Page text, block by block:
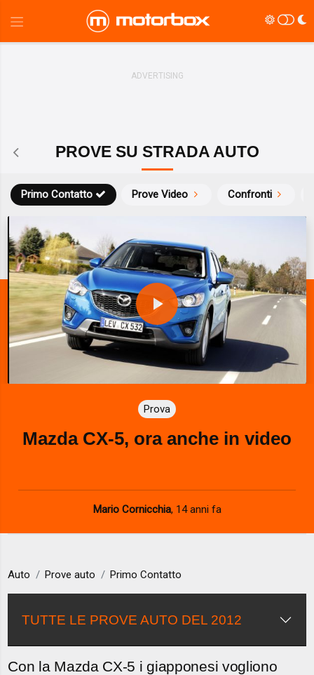
PROVE SU STRADA AUTO
Prove Video Confronti
Primo Contatto
P
l
a
y
V
d
e
o
Prova
Mazda CX-5, ora anche in video
Mario Cornicchia, 14 anni fa
Auto Prove auto Primo Contatto
TUTTE LE PROVE AUTO DEL 2012
Con la Mazda CX-5 i giapponesi vogliono